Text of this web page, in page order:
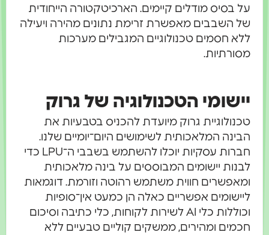
על בסיס מודלים קיימים. הארכיטקטורה הייחודית
של השבבים מאפשרת זרימת נתונים מהירה ויעילה
ללא חסמים טכנולוגיים המגבילים מערכות
מסורתיות.
יישומי הטכנולוגיה של גרוק
טכנולוגיית גרוק מיועדת להכניס בטבעיות את
הבינה המלאכותית לשימושים היום־יומיים שלנו.
חברות עסקיות יוכלו להשתמש בשבבי ה־LPU כדי
לבנות יישומים המבוססים על בינה מלאכותית
ומאפשרים חווית משתמש רהוטה וזורמת. דוגמאות
ליישומים אפשריים כאלה הן כמעט אין־סופיות
וכוללות כלי AI לשירות לקוחות, כלי כתיבה וסיכום
חכמים ומהירים, ממשקים קוליים טבעיים ללא